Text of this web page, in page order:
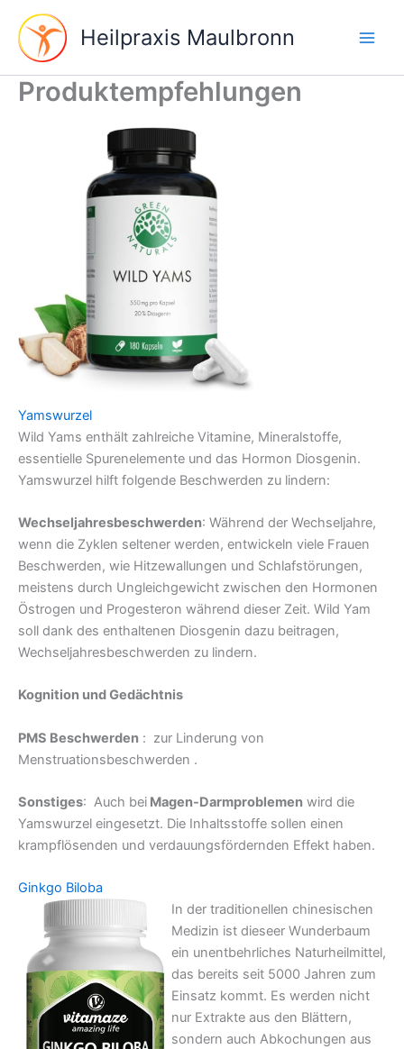
contenu
Heilpraxis Maulbronn
Produktempfehlungen
Yamswurzel
Wild Yams enthält zahlreiche Vitamine, Mineralstoffe,
essentielle Spurenelemente und das Hormon Diosgenin.
Yamswurzel hilft folgende Beschwerden zu lindern:
Wechseljahresbeschwerden: Während der Wechseljahre,
wenn die Zyklen seltener werden, entwickeln viele Frauen
Beschwerden, wie Hitzewallungen und Schlafstörungen,
meistens durch Ungleichgewicht zwischen den Hormonen
Östrogen und Progesteron während dieser Zeit. Wild Yam
soll dank des enthaltenen Diosgenin dazu beitragen,
Wechseljahresbeschwerden zu lindern.
Kognition und Gedächtnis
PMS Beschwerden : zur Linderung von
Menstruationsbeschwerden .
Sonstiges: Auch bei Magen-Darmproblemen wird die
Yamswurzel eingesetzt. Die Inhaltsstoffe sollen einen
krampflösenden und verdauungsfördernden Effekt haben.
Ginkgo Biloba
In der traditionellen chinesischen
Medizin ist dieseer Wunderbaum
ein unentbehrliches Naturheilmittel,
das bereits seit 5000 Jahren zum
Einsatz kommt. Es werden nicht
nur Extrakte aus den Blättern,
sondern auch Abkochungen aus